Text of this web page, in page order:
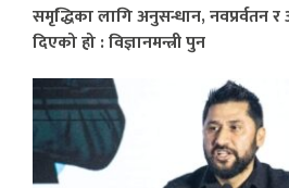
समृद्धिका लागि अनुसन्धान, नवप्रर्वतन
दिएको हो : विज्ञानमन्त्री पुन